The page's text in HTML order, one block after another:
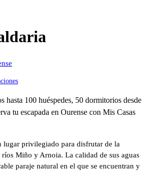
hasta 100 huéspedes, 50 dormitorios desde
tu escapada en Ourense con Mis Casas
lugar privilegiado para disfrutar de la
Miño y Arnoia. La calidad de sus aguas
paraje natural en el que se encuentran y